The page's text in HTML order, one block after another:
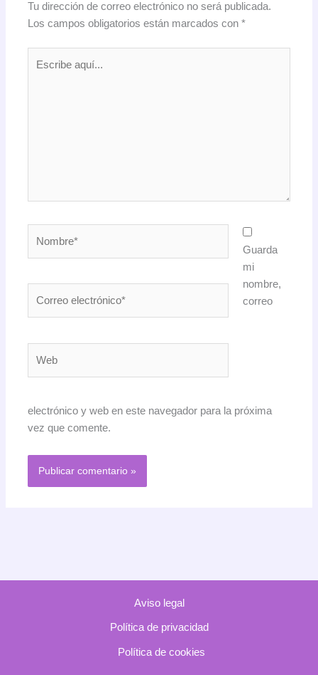
Tu dirección de correo electrónico no será publicada.
Los campos obligatorios están marcados con*
Guarda
mi
nombre,
correo
electrónico y web en este navegador para la próxima
vez que comente.
Aviso legal
Política de privacidad
Política de cookies